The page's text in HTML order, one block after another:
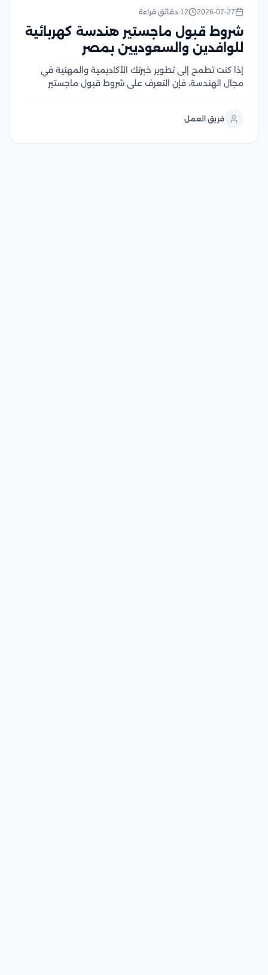
2026-07-27 12 دقائق قراءة
شروط قبول ماجستير هندسة كهربائية
للوافدين والسعوديين بمصر
إذا كنت تطمح إلى تطوير خبرتك الأكاديمية والمهنية في
مجال الهندسة، فإن التعرف على شروط قبول ماجستير
متقدمة تجمع بين الجانب الأكاديمي والتطبيقي، مع...
فريق العمل